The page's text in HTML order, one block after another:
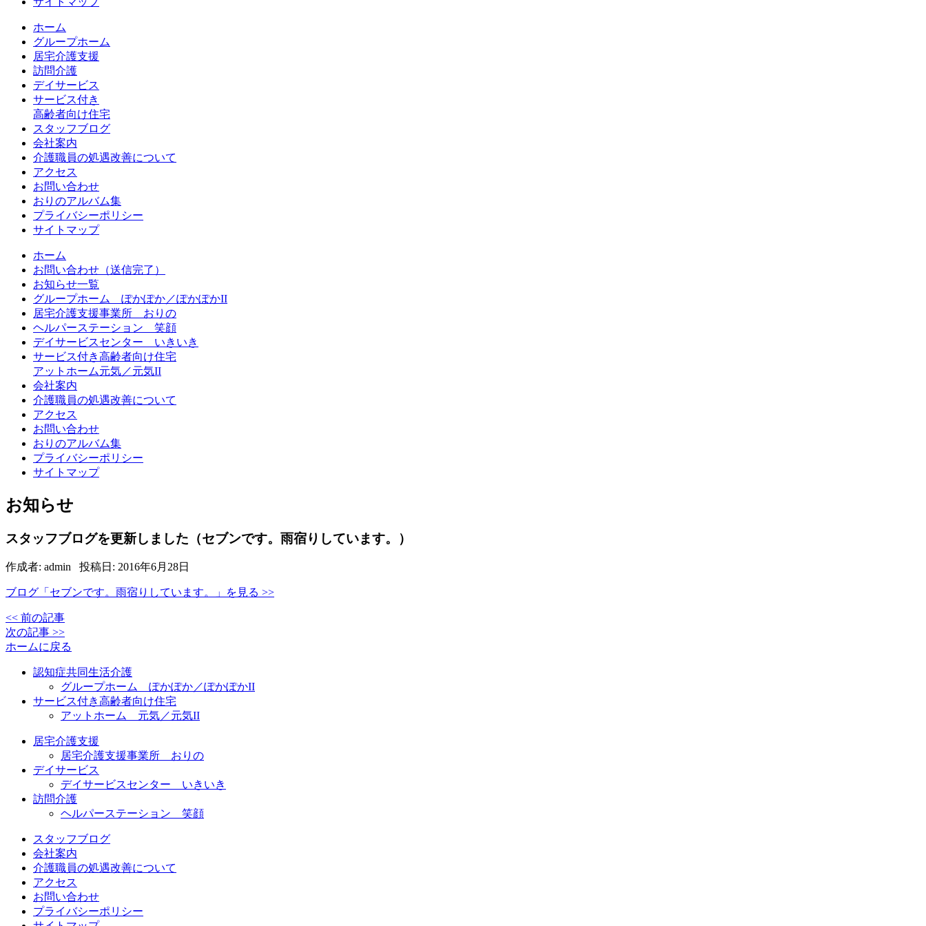
ホーム
グループホーム
居宅介護支援
訪問介護
デイサービス
サービス付き
高齢者向け住宅
スタッフブログ
会社案内
介護職員の処遇改善について
アクセス
お問い合わせ
おりのアルバム集
プライバシーポリシー
サイトマップ
ホーム
お問い合わせ（送信完了）
お知らせ一覧
グループホーム ぽかぽか／ぽかぽかII
居宅介護支援事業所 おりの
ヘルパーステーション 笑顔
デイサービスセンター いきいき
サービス付き高齢者向け住宅
アットホーム元気／元気II
会社案内
介護職員の処遇改善について
アクセス
お問い合わせ
おりのアルバム集
プライバシーポリシー
サイトマップ
お知らせ
スタッフブログを更新しました（セブンです。雨宿りしています。）
作成者: admin 投稿日: 2016年6月28日
ブログ「セブンです。雨宿りしています。」を見る >>
<< 前の記事
次の記事 >>
ホームに戻る
認知症共同生活介護
グループホーム ぽかぽか／ぽかぽかII
サービス付き高齢者向け住宅
アットホーム 元気／元気II
居宅介護支援
居宅介護支援事業所 おりの
デイサービス
デイサービスセンター いきいき
訪問介護
ヘルパーステーション 笑顔
スタッフブログ
会社案内
介護職員の処遇改善について
アクセス
お問い合わせ
プライバシーポリシー